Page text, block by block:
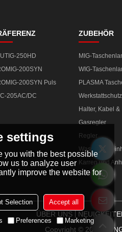
250HD
200SYN
200SYN Puls
205AC/DC
ZUBEHÖR
MIG-
WIG-
PLASMA
Werkstattschutz
Halter, Kabel
Gasregler
Regler
Karren und
ÜBER UNS
Copyright © 2026
settings
you with the best possible
us to analyze user
improve the website for
Selection Accept all
Preferences Marketing